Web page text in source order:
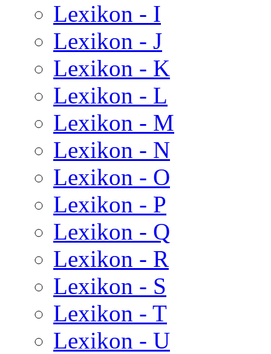
Lexikon - I
Lexikon - J
Lexikon - K
Lexikon - L
Lexikon - M
Lexikon - N
Lexikon - O
Lexikon - P
Lexikon - Q
Lexikon - R
Lexikon - S
Lexikon - T
Lexikon - U